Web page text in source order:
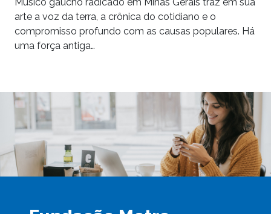
arte a voz da terra, a crônica do cotidiano e o
compromisso profundo com as causas populares. Há
uma força antiga…